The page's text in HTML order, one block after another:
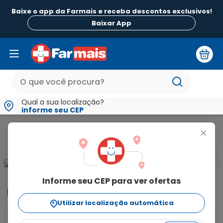
Baixe o app da Farmais e receba descontos exclusivos!
Baixar App
Qual a sua localização?
informe seu CEP
+
Informe seu CEP para ver ofertas
Utilizar localização automática
Informações
O Shampoo Pantene Pro-V Anti-Frizz Hidro-